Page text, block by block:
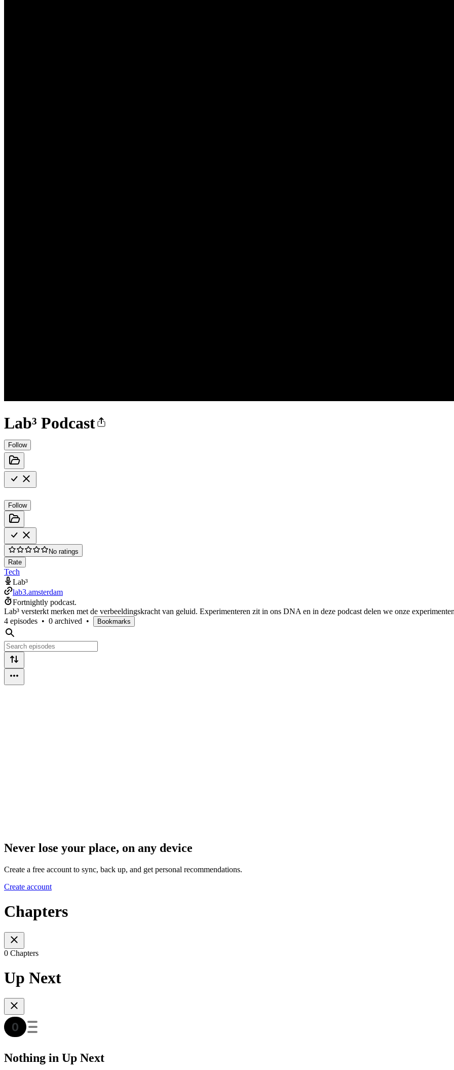
Lab³ Podcast
Follow
Follow
No ratings
Rate
Tech
Lab³
lab3.amsterdam
Fortnightly podcast.
Lab³ versterkt merken met de verbeeldingskracht van geluid. Experimenteren zit in ons DNA en in deze podcast delen we onze
4 episodes • 0 archived • Bookmarks
Never lose your place, on any device
Create a free account to sync, back up, and get personal recommendations.
Create account
Chapters
0 Chapters
Up Next
Nothing in Up Next